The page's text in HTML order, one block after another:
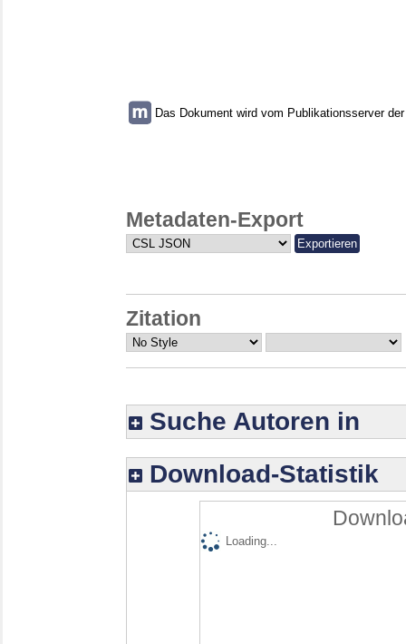
Das Dokument wird vom Publikationsserver
Metadaten-Export
Zitation
Suche Autoren in
Download-Statistik
Loading...